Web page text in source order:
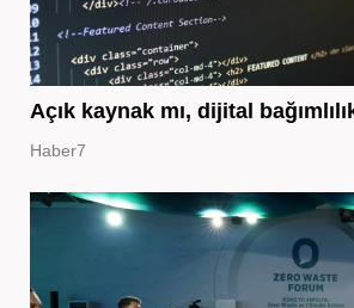
Açık kaynak mı, dijital
Haber7